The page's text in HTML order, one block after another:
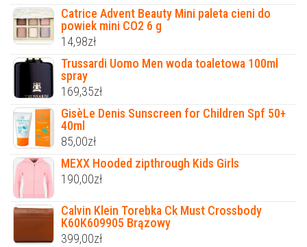
Catrice Advent Beauty Mini paleta cieni do
powiek mini CO2 6 g
14,98zł
Trussardi Uomo Men woda toaletowa 100ml
spray
169,35zł
GisèLe Denis Sunscreen for Children Spf 50+
40ml
85,00zł
MEXX Hooded zipthrough Kids Girls
190,00zł
Calvin Klein Torebka Ck Must Crossbody
K60K609905 Brązowy
399,00zł